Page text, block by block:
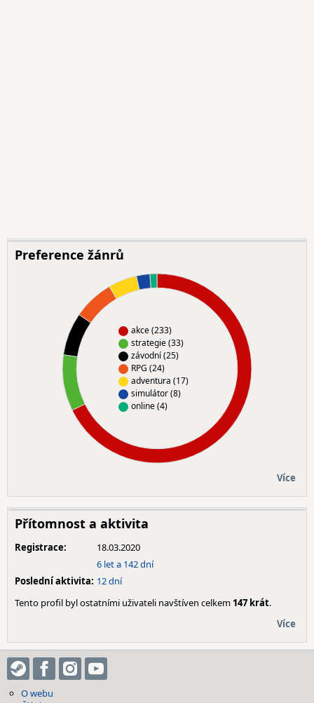
Preference žánrů
akce (233)
strategie (33)
závodní (25)
RPG (24)
adventura (17)
simulátor (8)
online (4)
Více
Přítomnost a aktivita
Registrace:
18.03.2020
6 let a 142 dní
Poslední aktivita: 12 dní
Tento profil byl ostatními uživateli navštíven celkem 147 krát.
Více
O webu